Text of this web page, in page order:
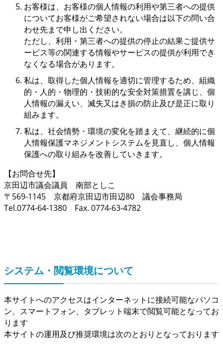
お客様は、お客様の個人情報の利用や第三者への提供
についてお客様がご希望されない場合は以下の問い合
わせ先まで申し出ください。
ただし、利用・第三者への提供の停止の結果ご提供サ
ービス等の関連する情報やサービスの提供が利用でき
なくなる場合があります。
私は、取得した個人情報を適切に管理するため、組織
的・人的・物理的・技術的な安全対策措置を講じ、個
人情報の漏えい、滅失又はき損の防止及び是正に取り
組みます。
私は、社会情勢・環境の変化を踏まえて、継続的に個
人情報保護マネジメントシステムを見直し、個人情報
保護への取り組みを改善していきます。
【お問合せ先】
京田辺市議会議員 南部としこ
〒569-1145 京都府京田辺市田辺80 議会事務局
Tel.0774-64-1380 Fax. 0774-63-4782
システム・閲覧環境について
本サイトへのアクセスはインターネットに接続可能なパソコ
ン、スマートフォン、タブレット端末で閲覧可能となってお
ります
本サイトの運用及び推奨環境は次のとおりとなっております